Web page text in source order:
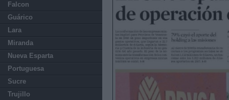
Falcon
Guárico
Lara
Miranda
Nueva Esparta
Portuguesa
Sucre
Trujillo